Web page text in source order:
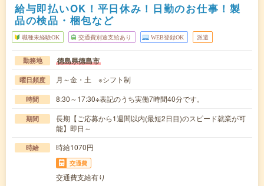
給与即払いOK！平日休み！日勤のお仕事！製
品の検品・梱包など
職種未経験OK 交通費別途支給あり WEB登録OK 派遣
勤務地 徳島県徳島市
曜日頻度 月～金・土 ※シフト制
時間 8:30～17:30※表記のうち実働7時間40分です。
期間
長期【ご応募から1週間以内(最短2日目)のスピード就業が可
能】即日～
時給 時給1070円
交通費
交通費支給有り